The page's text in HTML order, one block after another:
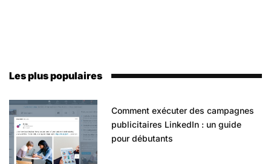
Les plus populaires
Comment exécuter des campagnes
publicitaires LinkedIn : un guide
pour débutants